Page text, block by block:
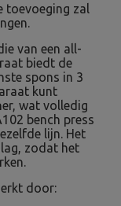
toevoeging zal
van een all-
biedt de
spons in 3
kunt
wat volledig
bench press
lijn. Het
zodat het
door: